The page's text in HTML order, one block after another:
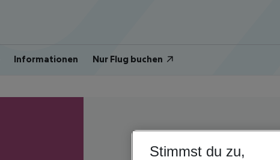
Informationen Nur Flug buchen
Stimmst du zu,